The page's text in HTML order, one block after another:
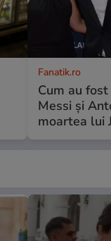
Fanatik.ro
Cum au
Messi și
moartea lui